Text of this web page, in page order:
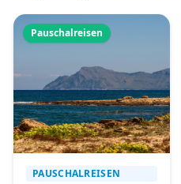
Pauschalreisen
PAUSCHALREISEN